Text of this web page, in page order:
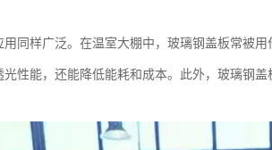
同样广泛。在温室大棚中，玻璃钢盖板常被
性能，还能降低能耗和成本。此外，玻璃钢